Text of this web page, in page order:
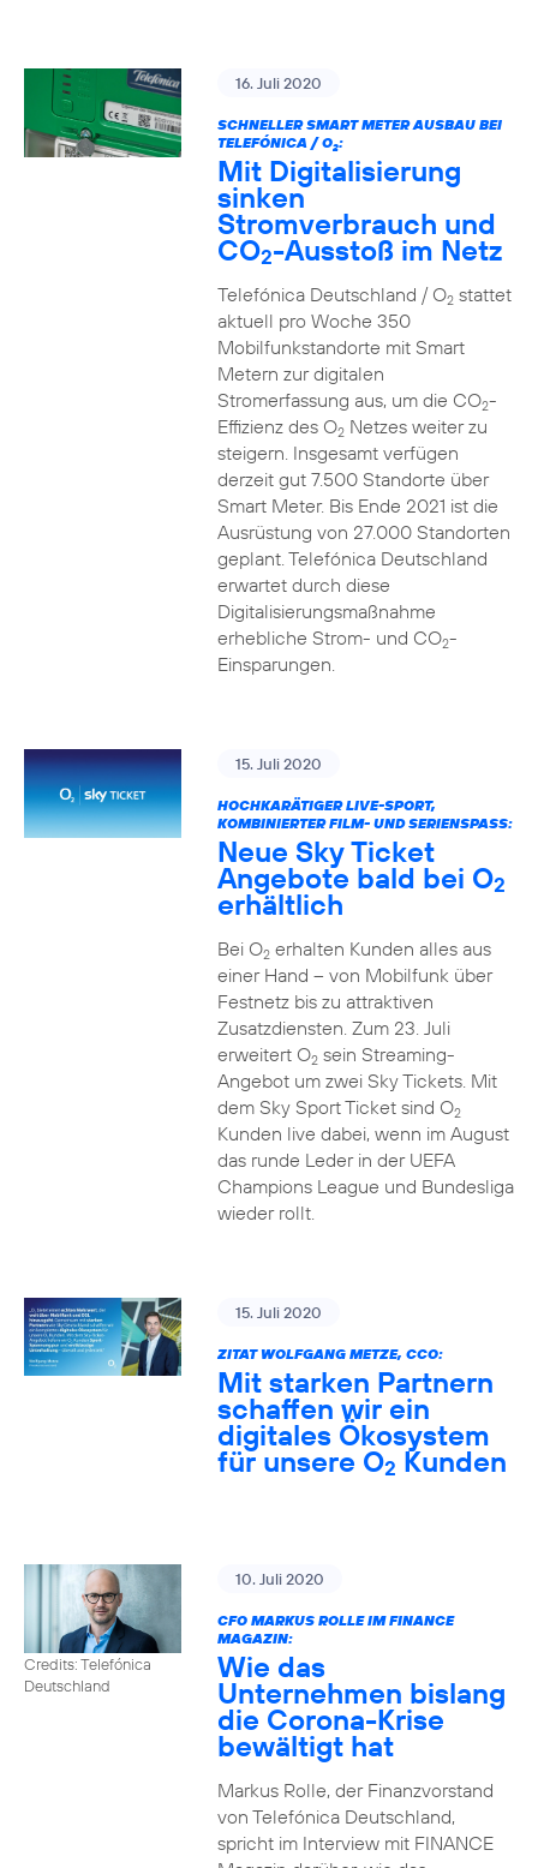
16. Juli 2020
SCHNELLER SMART METER AUSBAU BEI
TELEFÓNICA / O2:
Mit Digitalisierung
sinken
Stromverbrauch und
CO2-Ausstoß im Netz
Telefónica Deutschland / O2stattet
aktuell pro Woche 350
Mobilfunkstandorte mit Smart
Metern zur digitalen
Stromerfassung aus, um die CO2-
Effizienz des O2Netzes weiter zu
steigern. Insgesamt verfügen
derzeit gut 7.500 Standorte über
Smart Meter. Bis Ende 2021 ist die
Ausrüstung von 27.000 Standorten
geplant. Telefónica Deutschland
erwartet durch diese
Digitalisierungsmaßnahme
erhebliche Strom- und CO2-
Einsparungen.
15. Juli 2020
HOCHKARÄTIGER LIVE-SPORT,
KOMBINIERTER FILM- UND SERIENSPASS:
Neue Sky Ticket
Angebote bald bei O2
erhältlich
Bei O2erhalten Kunden alles aus
einer Hand – von Mobilfunk über
Festnetz bis zu attraktiven
Zusatzdiensten. Zum 23. Juli
erweitert O2sein Streaming-
Angebot um zwei Sky Tickets. Mit
dem Sky Sport Ticket sind O2
Kunden live dabei, wenn im August
das runde Leder in der UEFA
Champions League und Bundesliga
wieder rollt.
15. Juli 2020
ZITAT WOLFGANG METZE, CCO:
Mit starken Partnern
schaffen wir ein
digitales Ökosystem
für unsere O2 Kunden
Credits: Telefónica
Deutschland
10. Juli 2020
CFO MARKUS ROLLE IM FINANCE
MAGAZIN:
Wie das
Unternehmen bislang
die Corona-Krise
bewältigt hat
Markus Rolle, der Finanzvorstand
von Telefónica Deutschland,
spricht im Interview mit FINANCE